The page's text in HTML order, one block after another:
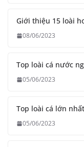
Giới thiệu 15 loài
08/06/2023
Top loài cá nước
05/06/2023
Top loài cá lớn
05/06/2023